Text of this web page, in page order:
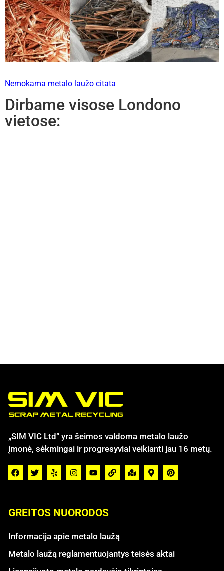
Nemokama metalo laužo citata
Dirbame visose Londono
vietose:
„SIM VIC Ltd“ yra šeimos valdoma metalo laužo
įmonė, sėkmingai ir progresyviai veikianti jau 16 metų.
GREITOS NUORODOS
Informacija apie metalo laužą
Metalo laužą reglamentuojantys teisės aktai